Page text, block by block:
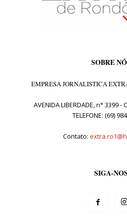
SOBRE
EMPRESA JORNALISTICA
AVENIDA LIBERDADE, n° 3399 -
TELEFONE: (69)
Contato:
SIGA-NOS